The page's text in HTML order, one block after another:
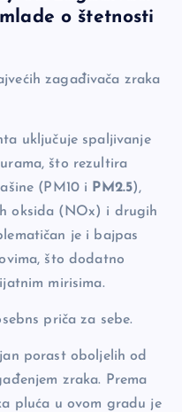
o štetnosti
zagađivača zraka
uključuje spaljivanje
što rezultira
(PM10 i
PM2.5),
oksida (NOx) i drugih
je i bajpas
što dodatno
mirisima.
priča za sebe.
porast oboljelih od
zraka. Prema
pluća u ovom gradu je